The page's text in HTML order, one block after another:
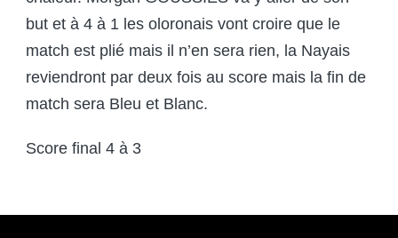
but et à 4 à 1 les oloronais vont croire que le
match est plié mais il n’en sera rien, la Nayais
reviendront par deux fois au score mais la fin de
match sera Bleu et Blanc.
Score final 4 à 3